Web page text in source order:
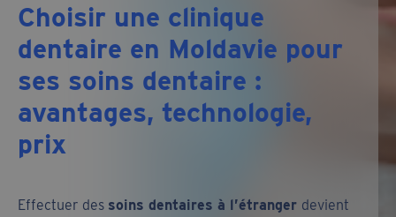
Choisir une clinique
dentaire en Moldavie pour
ses soins dentaire :
avantages, technologie,
prix
Effectuer des soins dentaires à l’étranger devient